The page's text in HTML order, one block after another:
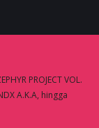
PROJECT VOL.
A.K.A, hingga